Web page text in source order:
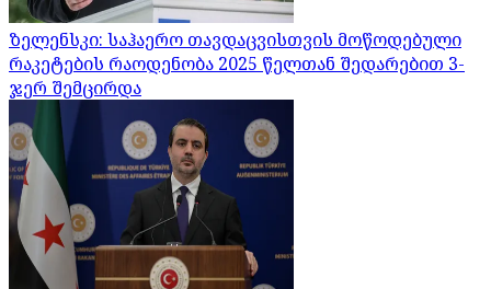
ზელენსკი: საჰაერო თავდაცვისთვის მოწოდებული
რაკეტების რაოდენობა 2025 წელთან შედარებით 3-
ჯერ შემცირდა